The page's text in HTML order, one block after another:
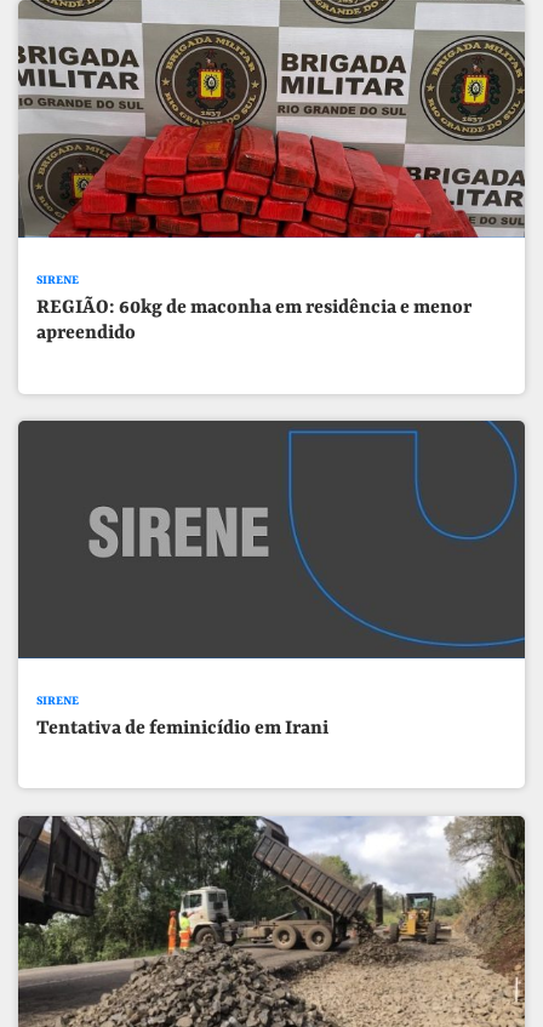
SIRENE
REGIÃO: 60kg de maconha em residência e menor
apreendido
SIRENE
Tentativa de feminicídio em Irani